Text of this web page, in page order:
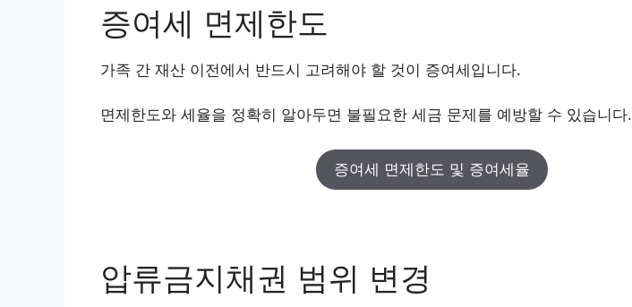
증여세 면제한도
가족 간 재산 이전에서 반드시 고려해야 할 것이 증여세입니다.
면제한도와 세율을 정확히 알아두면 불필요한 세금 문제를 예방할 수 있습니다.
증여세 면제한도 및 증여세율
압류금지채권 범위 변경